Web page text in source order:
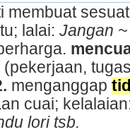
membuat
lalai: Jangan
menganggap
cuai;
lori tsb.